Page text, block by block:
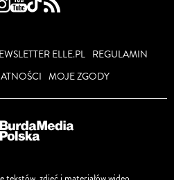
ELLE.PL
REGULAMIN
MOJE ZGODY